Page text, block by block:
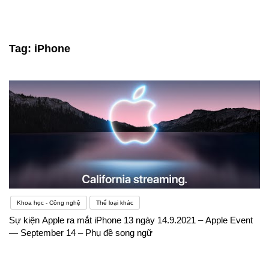
Tag: iPhone
Khoa học - Công nghệ Thể loại khác
Sự kiện Apple ra mắt iPhone 13 ngày 14.9.2021 – Apple Event
— September 14 – Phụ đề song ngữ